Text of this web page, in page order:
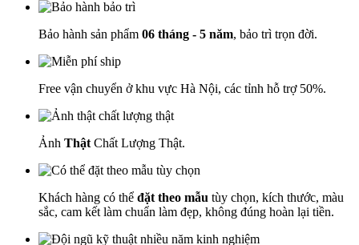
Bảo hành sản phẩm 06 tháng - 5 năm, bảo trì trọn đời.
Free vận chuyển ở khu vực Hà Nội, các tỉnh hỗ trợ 50%.
Ảnh Thật Chất Lượng Thật.
Khách hàng có thể đặt theo mẫu tùy chọn, kích thước, màu
sắc, cam kết làm chuẩn làm đẹp, không đúng hoàn lại tiền.